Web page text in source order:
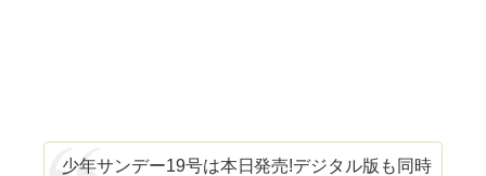
少年サンデー19号は本日発売!デジタル版も同時